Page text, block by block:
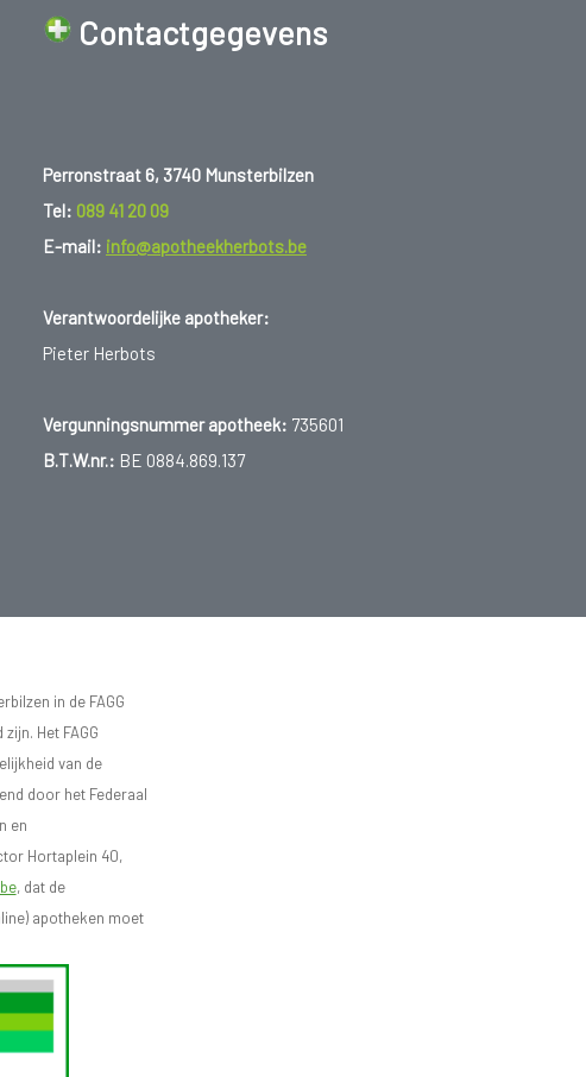
Contactgegevens
Perronstraat 6, 3740 Munsterbilzen
Tel: 089 41 20 09
E-mail: info@apotheekherbots.be
Verantwoordelijke apotheker:
Pieter Herbots
Vergunningsnummer apotheek: 735601
B.T.W.nr.: BE 0884.869.137
in de FAGG
Het FAGG
van de
door het Federaal
en
Hortaplein 40,
, dat de
apotheken moet